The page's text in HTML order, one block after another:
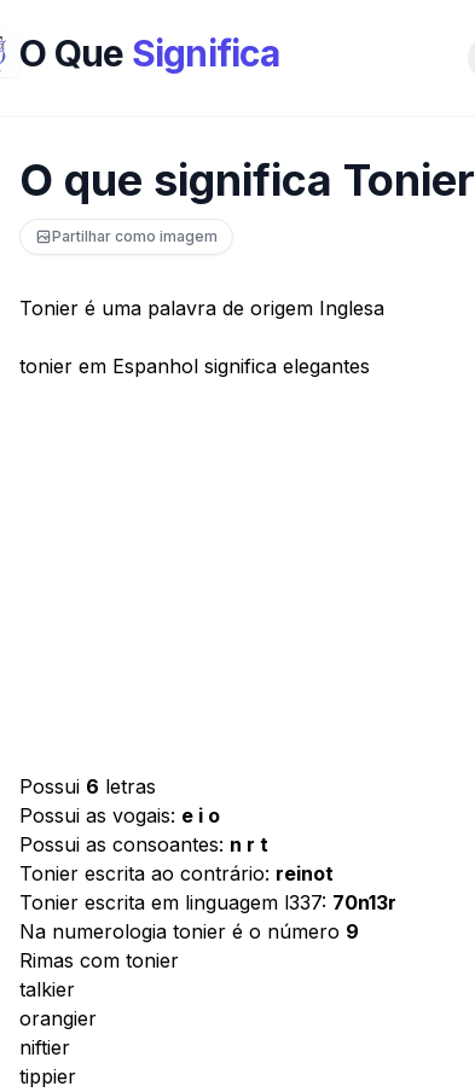
O Que Significa
O que significa Tonier
Partilhar como imagem
Tonier é uma palavra de origem Inglesa
tonier em Espanhol significa elegantes
Possui 6 letras
Possui as vogais: e i o
Possui as consoantes: n r t
Tonier escrita ao contrário: reinot
Tonier escrita em linguagem l337: 70n13r
Na numerologia tonier é o número 9
Rimas com tonier
talkier
orangier
niftier
tippier